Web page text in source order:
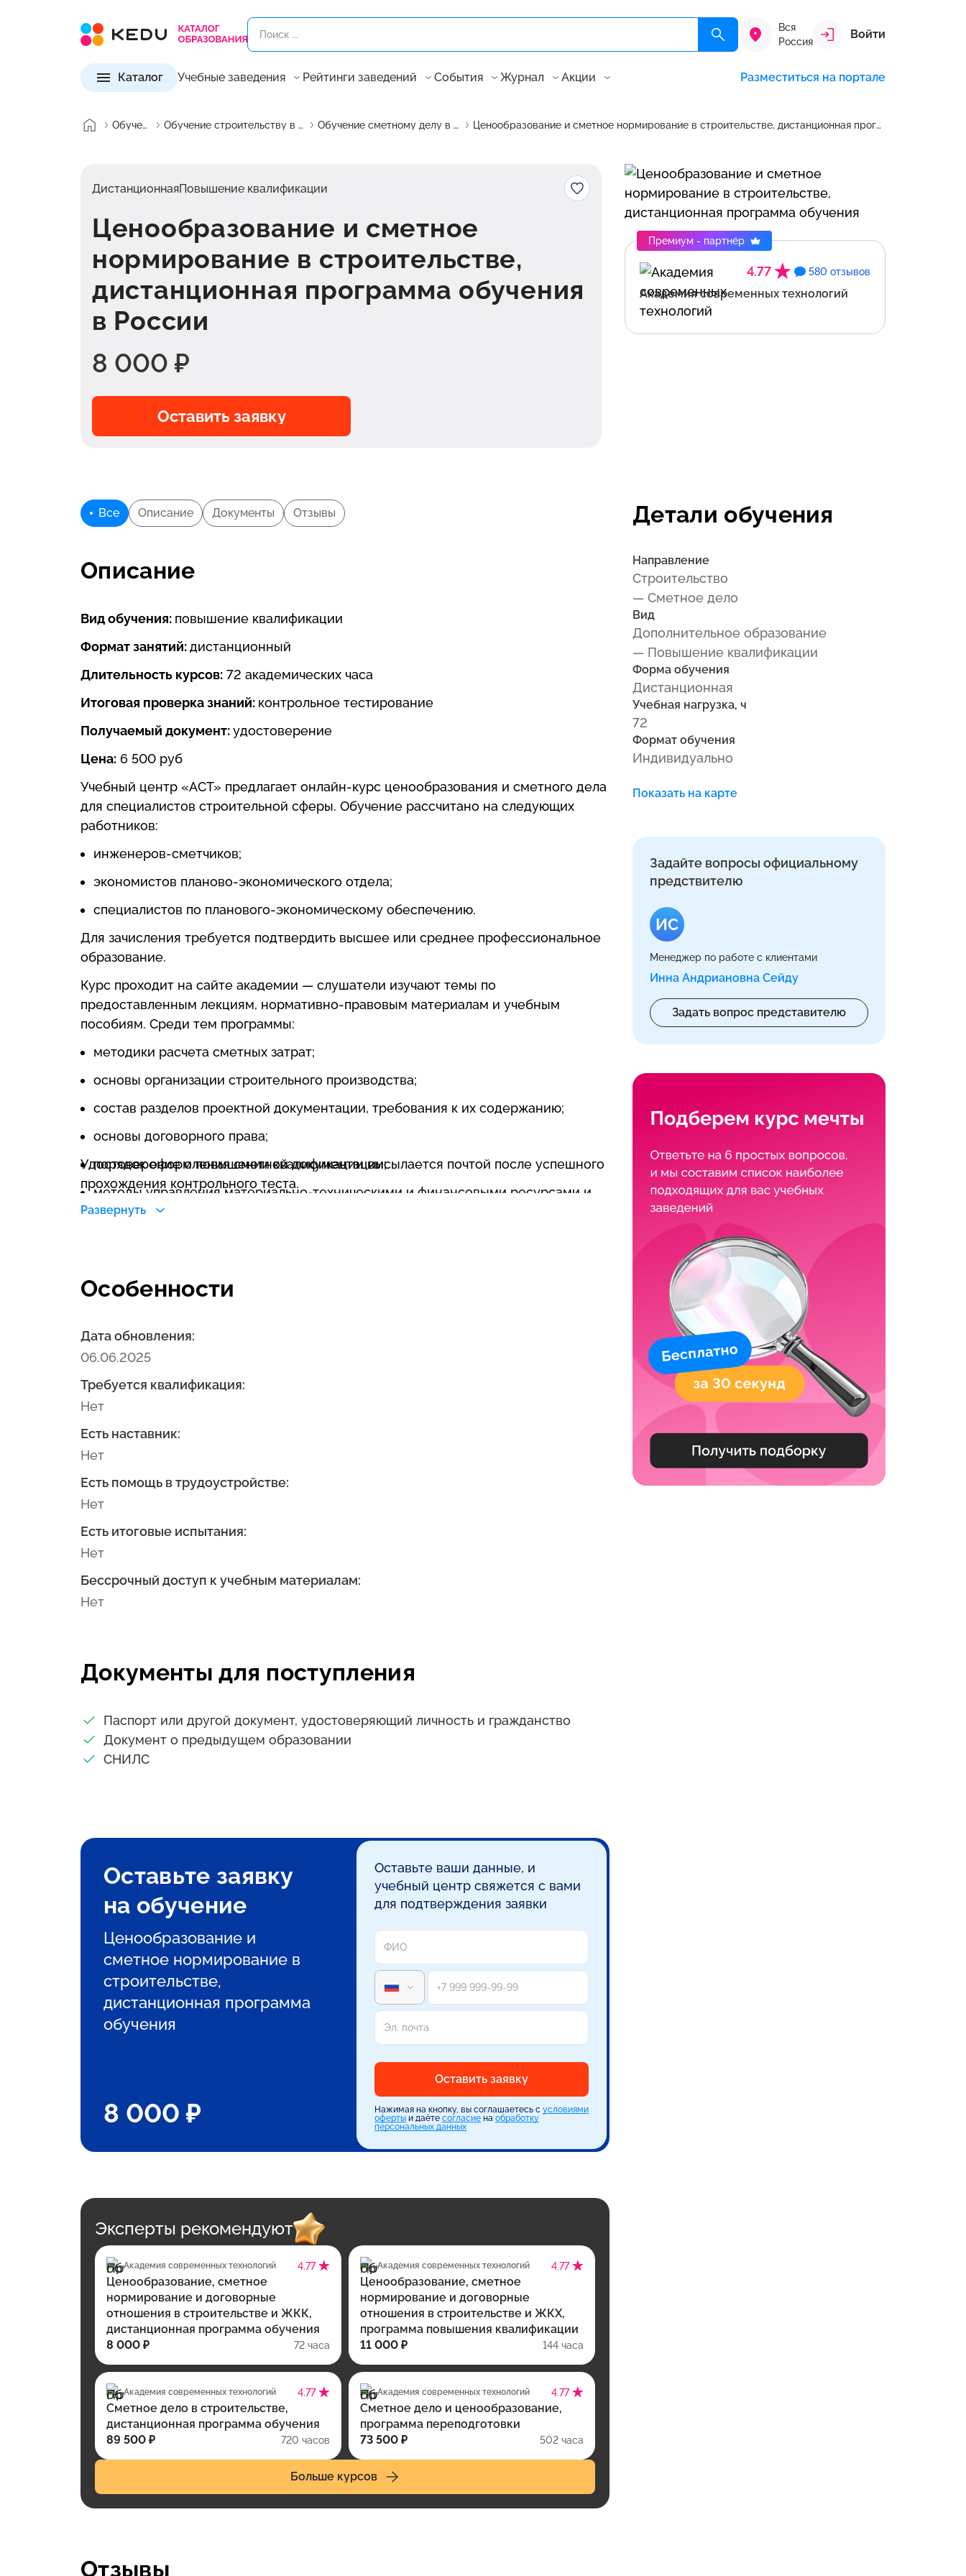
Вся
Россия
Войти
Каталог Учебные заведения Рейтинги заведений События Журнал Акции Разместиться на портале
Обучение Обучение строительству в России Обучение сметному делу в России Ценообразование и сметное нормирование в строительстве, дистанционная программа обучения в
ДистанционнаяПовышение квалификации
Ценообразование и сметное
нормирование в строительстве,
дистанционная программа обучения
в России
8 000 ₽
Оставить заявку
4.77 580 отзывов
Академия современных технологий
Премиум - партнёр
Все Описание Документы Отзывы
Описание
Вид обучения: повышение квалификации
Формат занятий:дистанционный
Длительность курсов: 72 академических часа
Итоговая проверка знаний: контрольное тестирование
Получаемый документ:удостоверение
Цена: 6 500 руб
Учебный центр «АСТ» предлагает онлайн-курс ценообразования и сметного дела
для специалистов строительной сферы. Обучение рассчитано на следующих
работников:
инженеров-сметчиков;
экономистов планово-экономического отдела;
специалистов по планового-экономическому обеспечению.
Для зачисления требуется подтвердить высшее или среднее профессиональное
образование.
Курс проходит на сайте академии — слушатели изучают темы по
предоставленным лекциям, нормативно-правовым материалам и учебным
пособиям. Среди тем программы:
методики расчета сметных затрат;
основы организации строительного производства;
состав разделов проектной документации, требования к их содержанию;
основы договорного права;
порядок оформления сметной документации;
методы управления материально-техническими и финансовыми ресурсами и
другие.
Удостоверение о повышении квалификации высылается почтой после успешного
прохождения контрольного теста.
Развернуть
Особенности
Дата обновления:
06.06.2025
Требуется квалификация:
Нет
Есть наставник:
Нет
Есть помощь в трудоустройстве:
Нет
Есть итоговые испытания:
Нет
Бессрочный доступ к учебным материалам:
Нет
Документы для поступления
Паспорт или другой документ, удостоверяющий личность и гражданство
Документ о предыдущем образовании
СНИЛС
Оставьте заявку
на обучение
Ценообразование и
сметное нормирование в
строительстве,
дистанционная программа
обучения
8 000 ₽
Оставьте ваши данные, и
учебный центр свяжется с вами
для подтверждения заявки
Оставить заявку
Нажимая на кнопку, вы соглашаетесь с условиями
оферты и даёте согласие на обработку
персональных данных
Эксперты рекомендуют
Академия современных технологий 4.77
Ценообразование, сметное
нормирование и договорные
отношения в строительстве и ЖКК,
дистанционная программа обучения
8 000 ₽
72 часа
Академия современных технологий 4.77
Ценообразование, сметное
нормирование и договорные
отношения в строительстве и ЖКХ,
программа повышения квалификации
11 000 ₽
144 часа
Академия современных технологий 4.77
Сметное дело в строительстве,
дистанционная программа обучения
89 500 ₽
720 часов
Академия современных технологий 4.77
Сметное дело и ценообразование,
программа переподготовки
73 500 ₽
502 часа
Больше курсов
Отзывы
Детали обучения
Направление
Строительство
— Сметное дело
Вид
Дополнительное образование
— Повышение квалификации
Форма обучения
Дистанционная
Учебная нагрузка, ч
72
Формат обучения
Индивидуально
Показать на карте
Задайте вопросы официальному
предствителю
ИС
Менеджер по работе с клиентами
Инна Андриановна Сейду
Задать вопрос представителю